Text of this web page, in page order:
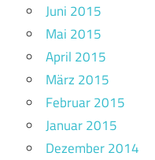
Juni 2015
Mai 2015
April 2015
März 2015
Februar 2015
Januar 2015
Dezember 2014